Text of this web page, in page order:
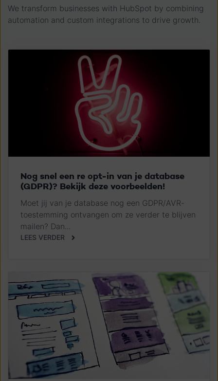
We transform businesses with HubSpot by combining
automation and custom integrations to drive growth.
Nog snel een re opt-in van je database
(GDPR)? Bekijk deze voorbeelden!
Moet jij van je database nog een GDPR/AVR-
toestemming ontvangen om ze verder te blijven
mailen? Dan...
LEES VERDER